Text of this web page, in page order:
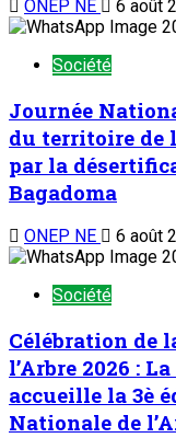
ONEP NE 6 août
Société
Journée
du territoire de
par la
Bagadoma
ONEP NE 6 août
Société
Célébration de
l’Arbre 2026 :
accueille la 3è
Nationale de